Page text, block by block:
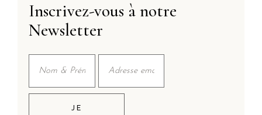
Inscrivez-vous à notre
Newsletter
JE